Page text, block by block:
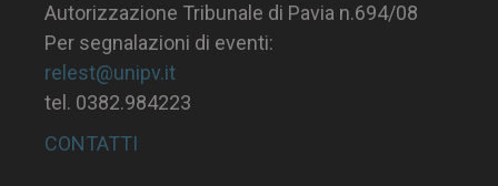
Autorizzazione Tribunale di Pavia n.694/08
Per segnalazioni di eventi:
relest@unipv.it
tel. 0382.984223
CONTATTI